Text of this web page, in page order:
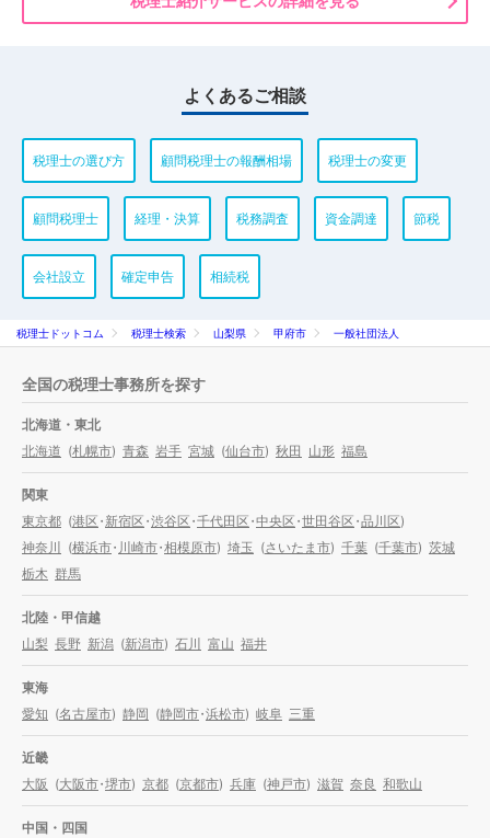
よくあるご相談
税理士の選び方 顧問税理士の報酬相場 税理士の変更
顧問税理士 経理・決算 税務調査 資金調達 節税
会社設立 確定申告 相続税
税理士ドットコム 税理士検索 山梨県 甲府市 一般社団法人
全国の税理士事務所を探す
北海道・東北
北海道 (札幌市) 青森 岩手 宮城 (仙台市) 秋田 山形 福島
関東
東京都 (港区・新宿区・渋谷区・千代田区・中央区・世田谷区・品川区)
神奈川
(横浜市・川崎市・相模原市) 埼玉 (さいたま市) 千葉 (千葉市) 茨城
栃木 群馬
北陸・甲信越
山梨 長野 新潟 (新潟市) 石川 富山 福井
東海
愛知 (名古屋市) 静岡 (静岡市・浜松市) 岐阜 三重
近畿
大阪 (大阪市・堺市) 京都 (京都市) 兵庫 (神戸市) 滋賀 奈良 和歌山
中国・四国